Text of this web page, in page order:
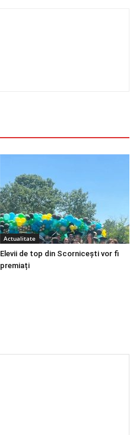
Actualitate
Elevii de top din Scornicești vor fi
premiați